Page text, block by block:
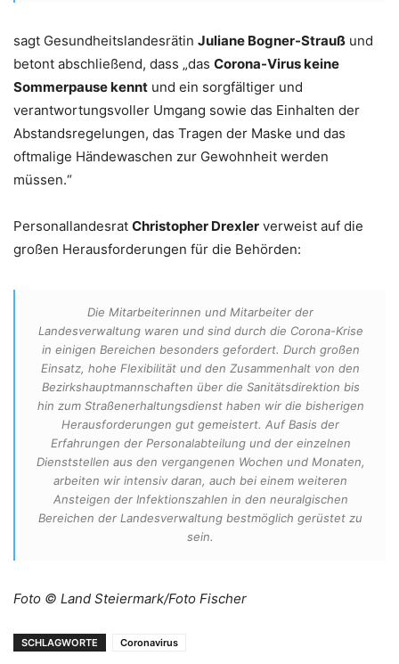
sagt Gesundheitslandesrätin Juliane Bogner-Strauß und
betont abschließend, dass „das Corona-Virus keine
Sommerpause kennt und ein sorgfältiger und
verantwortungsvoller Umgang sowie das Einhalten der
Abstandsregelungen, das Tragen der Maske und das
oftmalige Händewaschen zur Gewohnheit werden
müssen.“
Personallandesrat Christopher Drexler verweist auf die
großen Herausforderungen für die Behörden:
Die Mitarbeiterinnen und Mitarbeiter der
Landesverwaltung waren und sind durch die Corona-Krise
in einigen Bereichen besonders gefordert. Durch großen
Einsatz, hohe Flexibilität und den Zusammenhalt von den
Bezirkshauptmannschaften über die Sanitätsdirektion bis
hin zum Straßenerhaltungsdienst haben wir die bisherigen
Herausforderungen gut gemeistert. Auf Basis der
Erfahrungen der Personalabteilung und der einzelnen
Dienststellen aus den vergangenen Wochen und Monaten,
arbeiten wir intensiv daran, auch bei einem weiteren
Ansteigen der Infektionszahlen in den neuralgischen
Bereichen der Landesverwaltung bestmöglich gerüstet zu
sein.
Foto © Land Steiermark/Foto Fischer
SCHLAGWORTE Coronavirus